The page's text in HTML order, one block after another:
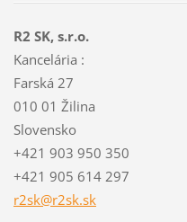
R2 SK, s.r.o.
Kancelária :
Farská 27
010 01 Žilina
Slovensko
+421 903 950 350
+421 905 614 297
r2sk@r2sk.sk